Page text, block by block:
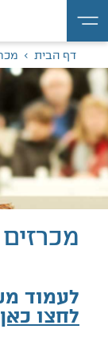
דף הבית
מכרזים
לעמוד
לחצו כאן